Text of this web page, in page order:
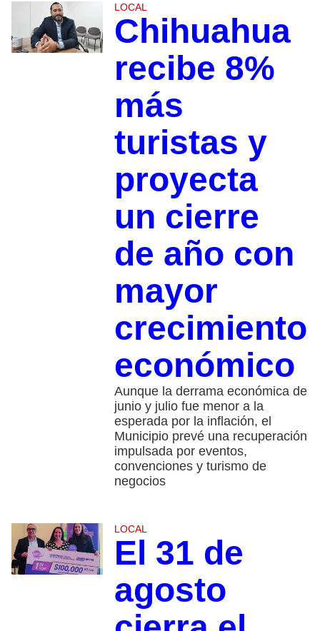
LOCAL
Chihuahua
recibe 8%
más
turistas y
proyecta
un cierre
de año con
mayor
crecimiento
económico
Aunque la derrama económica de
junio y julio fue menor a la
esperada por la inflación, el
Municipio prevé una recuperación
impulsada por eventos,
convenciones y turismo de
negocios
LOCAL
El 31 de
agosto